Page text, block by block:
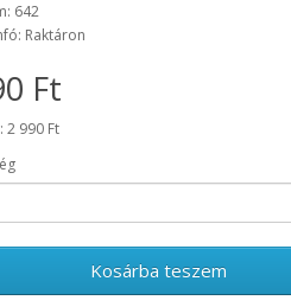
642
Raktáron
Ft
2 990 Ft
Kosárba teszem